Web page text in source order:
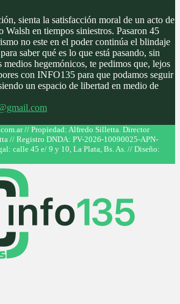
sienta la satisfacción moral de un acto de
Walsh en tiempos siniestros. Pasaron 45
no este en el poder continúa el blindaje
saber qué es lo que está pasando, sin
hegemónicos, te pedimos que, lejos
con INFO135 para que podamos seguir
un espacio de libertad en medio de
// Propiedad: Alfredo Silletta. Director
// Registro DNDA: PV-2026-10090025-APN-
calle 45 e/ 9 y 10, La Plata, Bs. As. // Diseño: